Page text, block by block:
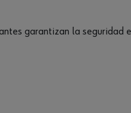
garantizan la seguridad